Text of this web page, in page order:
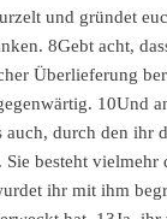
und gründet
8Gebt acht,
Überlieferung
10Und
auch, durch den ihr
besteht vielmehr
ihr mit ihm